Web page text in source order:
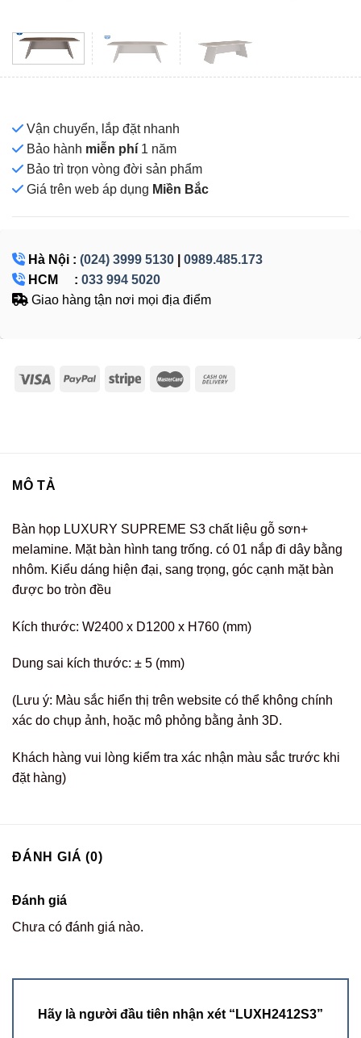
Vận chuyển, lắp đặt nhanh
Bảo hành miễn phí 1 năm
Bảo trì trọn vòng đời sản phẩm
Giá trên web áp dụng Miền Bắc
Hà Nội : (024) 3999 5130
0989.485.173
HCM : 033 994 5020
Giao hàng tận nơi mọi địa điểm
MÔ TẢ
Bàn họp LUXURY SUPREME S3 chất liệu gỗ sơn+
melamine. Mặt bàn hình tang trống. có 01 nắp đi dây bằng
nhôm. Kiểu dáng hiện đại, sang trọng, góc cạnh mặt bàn
được bo tròn đều
Kích thước: W2400 x D1200 x H760 (mm)
Dung sai kích thước: ± 5 (mm)
(Lưu ý: Màu sắc hiển thị trên website có thể không chính
xác do chụp ảnh, hoặc mô phỏng bằng ảnh 3D.
Khách hàng vui lòng kiểm tra xác nhận màu sắc trước khi
đặt hàng)
ĐÁNH GIÁ (0)
Đánh giá
Chưa có đánh giá nào.
Hãy là người đầu tiên nhận xét “LUXH2412S3”